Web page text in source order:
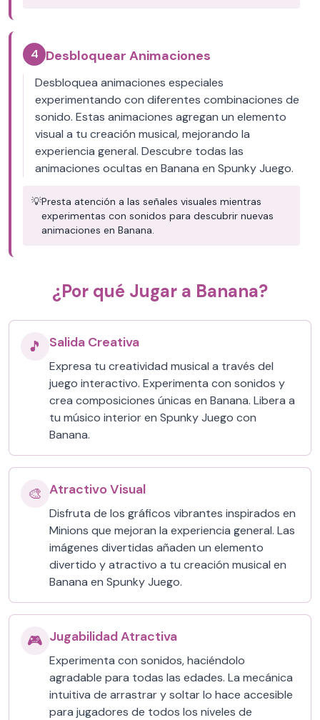
4 Desbloquear Animaciones
Desbloquea animaciones especiales
experimentando con diferentes combinaciones de
sonido. Estas animaciones agregan un elemento
visual a tu creación musical, mejorando la
experiencia general. Descubre todas las
animaciones ocultas en Banana en Spunky Juego.
💡Presta atención a las señales visuales mientras
experimentas con sonidos para descubrir nuevas
animaciones en Banana.
¿Por qué Jugar a Banana?
🎵 Salida Creativa
Expresa tu creatividad musical a través del
juego interactivo. Experimenta con sonidos y
crea composiciones únicas en Banana. Libera a
tu músico interior en Spunky Juego con
Banana.
🎨 Atractivo Visual
Disfruta de los gráficos vibrantes inspirados en
Minions que mejoran la experiencia general. Las
imágenes divertidas añaden un elemento
divertido y atractivo a tu creación musical en
Banana en Spunky Juego.
🎮 Jugabilidad Atractiva
Experimenta con sonidos, haciéndolo
agradable para todas las edades. La mecánica
intuitiva de arrastrar y soltar lo hace accesible
para jugadores de todos los niveles de